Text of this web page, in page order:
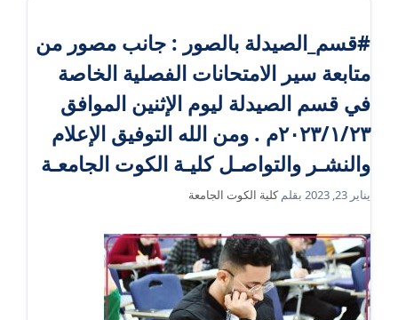
#قسم_الصيدلة بالصور : جانب مصور من
متابعة سير الامتحانات الفصلية الخاصة
في قسم الصيدلة ليوم الإثنين الموافق
٢٠٢٣/١/٢٣م . ومن الله التوفيق الإعلام
والنشـر والتواصـل كليـة الكوت الجامعـة
يناير 23, 2023 بقلمكلية الكوت الجامعة